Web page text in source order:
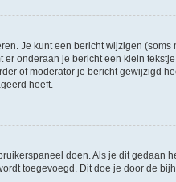
Je kunt een bericht wijzigen
onderaan je bericht een klein
of moderator je bericht gewijzigd
heeft.
doen. Als je dit gedaan
toegevoegd. Dit doe je door de